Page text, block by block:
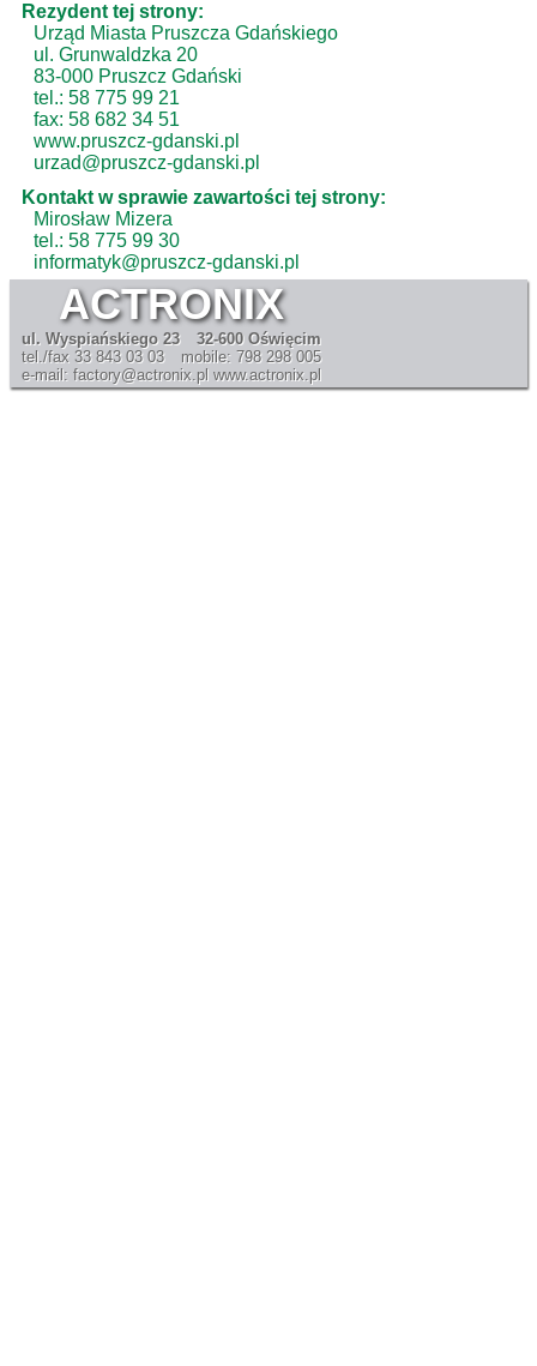
Rezydent tej strony:
Urząd Miasta Pruszcza Gdańskiego
ul. Grunwaldzka 20
83-000 Pruszcz Gdański
tel.: 58 775 99 21
fax: 58 682 34 51
www.pruszcz-gdanski.pl
urzad@pruszcz-gdanski.pl
Kontakt w sprawie zawartości tej strony:
Mirosław Mizera
tel.: 58 775 99 30
informatyk@pruszcz-gdanski.pl
ACTRONIX
ul. Wyspiańskiego 23
tel./fax 33 843 03 03
e-mail: factory@actronix.pl
32-600 Oświęcim
mobile: 798 298 005
www.actronix.pl